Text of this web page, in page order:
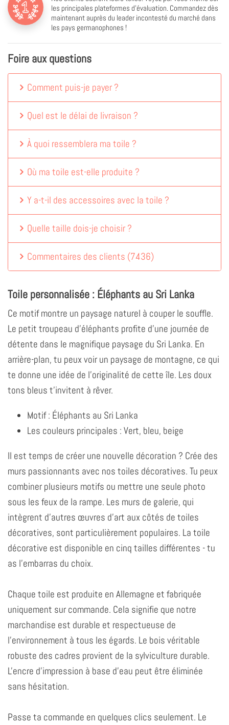
les principales plateformes d'évaluation. Commandez dès
maintenant auprès du leader incontesté du marché dans
les pays germanophones !
Foire aux questions
Comment puis-je payer ?
Quel est le délai de livraison ?
À quoi ressemblera ma toile ?
Où ma toile est-elle produite ?
Y a-t-il des accessoires avec la toile ?
Quelle taille dois-je choisir ?
Commentaires des clients (7436)
Toile personnalisée : Éléphants au Sri Lanka
Ce motif montre un paysage naturel à couper le souffle.
Le petit troupeau d'éléphants profite d'une journée de
détente dans le magnifique paysage du Sri Lanka. En
arrière-plan, tu peux voir un paysage de montagne, ce qui
te donne une idée de l'originalité de cette île. Les doux
tons bleus t'invitent à rêver.
Motif : Éléphants au Sri Lanka
Les couleurs principales : Vert, bleu, beige
Il est temps de créer une nouvelle décoration ? Crée des
murs passionnants avec nos toiles décoratives. Tu peux
combiner plusieurs motifs ou mettre une seule photo
sous les feux de la rampe. Les murs de galerie, qui
intègrent d'autres œuvres d'art aux côtés de toiles
décoratives, sont particulièrement populaires. La toile
décorative est disponible en cinq tailles différentes - tu
as l'embarras du choix.
Chaque toile est produite en Allemagne et fabriquée
uniquement sur commande. Cela signifie que notre
marchandise est durable et respectueuse de
l'environnement à tous les égards. Le bois véritable
robuste des cadres provient de la sylviculture durable.
L'encre d'impression à base d'eau peut être éliminée
sans hésitation.
Passe ta commande en quelques clics seulement. Le